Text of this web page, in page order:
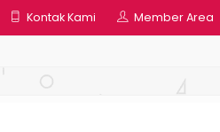
Kontak Kami Member Area